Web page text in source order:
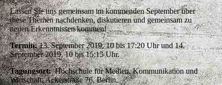
Lassen Sie uns gemeinsam im kommenden September über
diese Themen nachdenken, diskutieren und gemeinsam zu
neuen Erkenntnissen kommen!
Termin:13. September 2019, 10 bis 17:20 Uhr und 14.
September 2019, 10 bis 15:15 Uhr.
Tagungsort:Hochschule für Medien, Kommunikation und
Wirtschaft, Ackerstraße 76, Berlin.